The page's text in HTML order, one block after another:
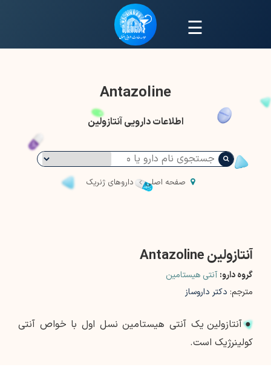
☰
Antazoline
اطلاعات دارویی آنتازولین
صفحه اصلی داروهای ژنریک
آنتازولین Antazoline
گروه دارو: آنتی هیستامین
مترجم: دکتر داروساز
●آنتازولین یک آنتی هیستامین نسل اول با خواص آنتی
کولینرژیک است.